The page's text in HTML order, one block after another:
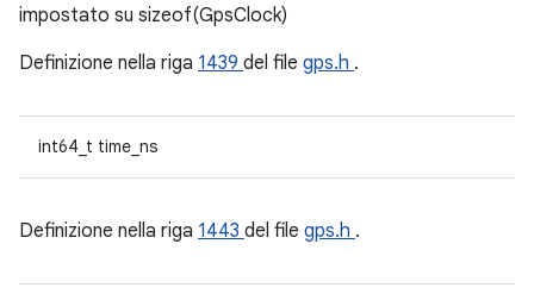
impostato su sizeof(GpsClock)
Definizione nella riga 1439 del file gps.h .
int64_t time_ns
Definizione nella riga 1443 del file gps.h .